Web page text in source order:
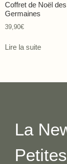
Coffret de Noël
Germaines
39,90€
Lire la suite
La